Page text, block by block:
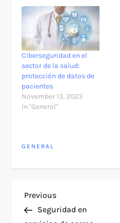
información no
indexada que no está
fácilmente accesible
al…
Ciberseguridad en el
sector de la salud:
protección de datos de
pacientes.
November 13, 2023
In "General"
GENERAL
P
Previous
Post
Previous
Seguridad en